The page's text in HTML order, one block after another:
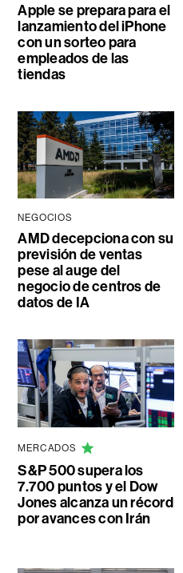
Apple se prepara para el
lanzamiento del iPhone
con un sorteo para
empleados de las
tiendas
NEGOCIOS
AMD decepciona con su
previsión de ventas
pese al auge del
negocio de centros de
datos de IA
MERCADOS
S&P 500 supera los
7.700 puntos y el Dow
Jones alcanza un récord
por avances con Irán